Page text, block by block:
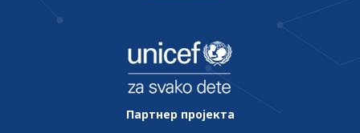
Партнер пројекта